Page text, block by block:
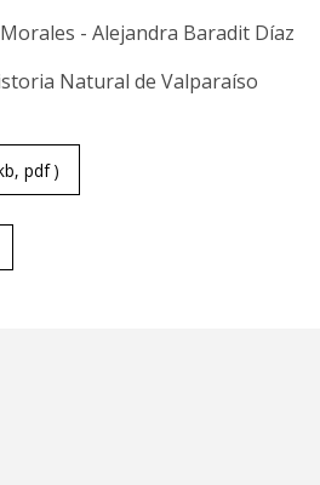
- Alejandra Baradit Díaz
Natural de Valparaíso
pdf
relacionado